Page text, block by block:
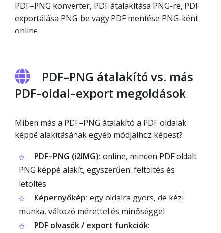
PDF–PNG konverter, PDF átalakítása PNG-re, PDF
exportálása PNG-be vagy PDF mentése PNG-ként
online.
PDF–PNG átalakító vs. más
PDF–oldal–export megoldások
Miben más a PDF–PNG átalakító a PDF oldalak
képpé alakításának egyéb módjaihoz képest?
PDF–PNG (i2IMG): online, minden PDF oldalt
PNG képpé alakít, egyszerűen: feltöltés és
letöltés
Képernyőkép: egy oldalra gyors, de kézi
munka, változó mérettel és minőséggel
PDF olvasók / export funkciók: